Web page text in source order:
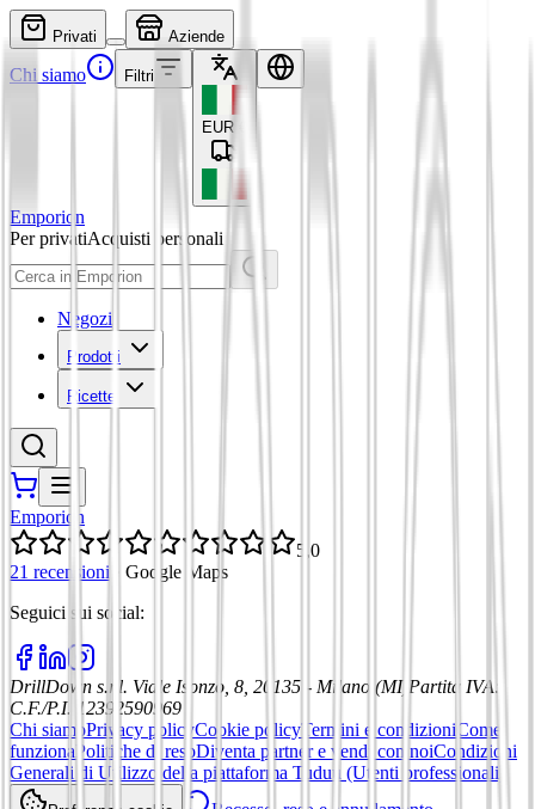
Privati Aziende
Chi siamo Filtri
EUR
Emporion
Per privatiAcquisti personali
Negozi
Prodotti
Ricette
Emporion
5,0
21 recensioni
Google Maps
Seguici sui social:
DrillDown s.r.l. Viale Isonzo, 8, 20135 - Milano (MI) Partita IVA:
C.F./P.I. 12392590969
Chi siamoPrivacy policyCookie policyTermini e condizioni Come
funziona Politiche di resoDiventa partner e vendi con noiCondizioni
Generali di Utilizzo della piattaforma Tuduu (Utenti professionali)